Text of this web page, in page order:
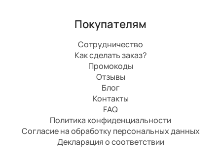
Покупателям
Сотрудничество
Как сделать заказ?
Промокоды
Отзывы
Блог
Контакты
FAQ
Политика конфиденциальности
Согласие на обработку персональных данных
Декларация о соответствии